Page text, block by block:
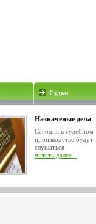
Судьи
Назначеные дела
Сегодня в судебном
производстве будут
слушаться
читать далее...